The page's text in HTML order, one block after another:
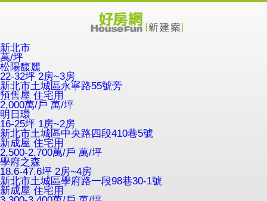
新北市
萬/坪
松陽馥麗
22-32坪 2房~3房
新北市土城區永寧路55號旁
預售屋 住宅用
2,000萬/戶 萬/坪
明日環
16-25坪 1房~2房
新北市土城區中央路四段410巷5號
新成屋 住宅用
2,500-2,700萬/戶 萬/坪
學府之森
18.6-47.6坪 2房~4房
新北市土城區學府路一段98巷30-1號
新成屋 住宅用